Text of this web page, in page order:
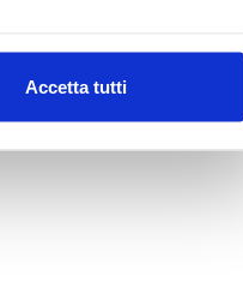
(impronte
di base quali la
dall’Utente e con i
Accetta tutti